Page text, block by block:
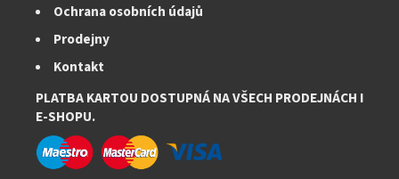
Ochrana osobních údajů
Prodejny
Kontakt
PLATBA KARTOU DOSTUPNÁ NA VŠECH PRODEJNÁCH I
E-SHOPU.